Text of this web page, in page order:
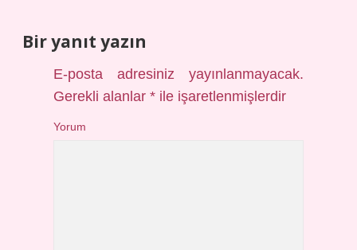
Bir yanıt yazın
E-posta adresiniz yayınlanmayacak.
Gerekli alanlar* ile işaretlenmişlerdir
Yorum